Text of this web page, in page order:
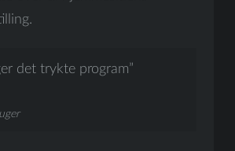
det trykte program”